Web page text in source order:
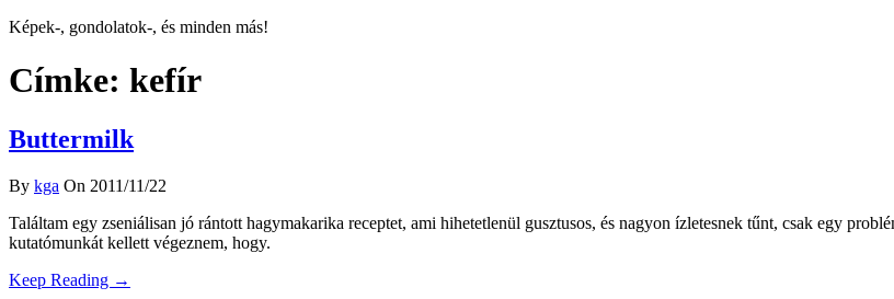
Képek-, gondolatok-, és minden más!
Címke: kefír
Buttermilk
By kga On 2011/11/22
Találtam egy zseniálisan jó rántott hagymakarika receptet, ami hihetetlenül gusztusos, és nagyon ízletesnek tűnt, csak egy
kutatómunkát kellett végeznem, hogy.
Keep Reading →